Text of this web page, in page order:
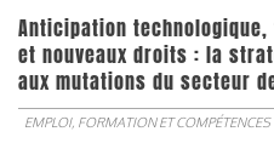
Anticipation
et nouveaux droits : la
aux mutations du secteur
EMPLOI, FORMATION ET COMPÉTENCES